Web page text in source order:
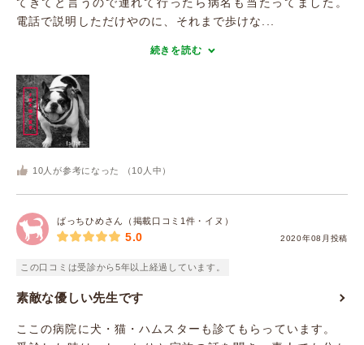
電話で説明しただけやのに、それまで歩けな...
続きを読む
10 人が参考になった （ 10 人中）
ばっちひめさん（掲載口コミ1件・イヌ）
2020年08月投稿
5.0
この口コミは受診から5年以上経過しています。
素敵な優しい先生です
ここの病院に犬・猫・ハムスターも診てもらっています。